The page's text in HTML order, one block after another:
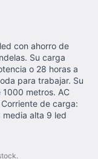
con ahorro de
Su carga
o 28 horas a
para trabajar. Su
metros. AC
de carga:
media alta 9 led